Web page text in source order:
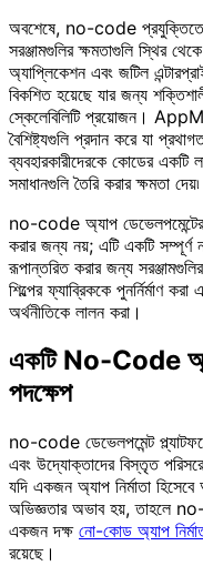
অবশেষে, no-code প্রযুক্তিতে
সরঞ্জামগুলির ক্ষমতাগুলি স্থির
অ্যাপ্লিকেশন এবং জটিল
বিকশিত হয়েছে যার জন্য
স্কেলেবিলিটি প্রয়োজন।
বৈশিষ্ট্যগুলি প্রদান করে যা
ব্যবহারকারীদেরকে কোডের
সমাধানগুলি তৈরি করার ক্ষমতা দেয়৷
no-code অ্যাপ
করার জন্য নয়; এটি একটি সম্পূর্ণ
রূপান্তরিত করার জন্য
শিল্পের ফ্যাব্রিককে পুনর্নির্মাণ
অর্থনীতিকে লালন করা।
একটি No-Code
পদক্ষেপ
no-code ডেভেলপমেন্ট
এবং উদ্যোক্তাদের বিস্তৃত
যদি একজন অ্যাপ নির্মাতা
অভিজ্ঞতার অভাব হয়, তাহলে
একজন দক্ষ নো-কোড অ্যাপ
রয়েছে।